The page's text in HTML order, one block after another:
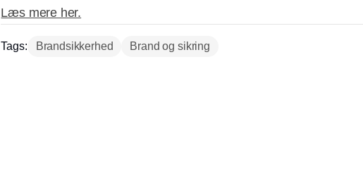
Læs mere her.
Tags: Brandsikkerhed Brand og sikring